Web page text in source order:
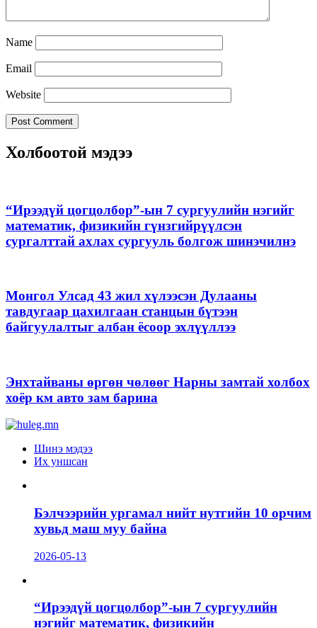
Name
Email
Website
Холбоотой мэдээ
“Ирээдүй цогцолбор”-ын 7 сургуулийн нэгийг
математик, физикийн гүнзгийрүүлсэн
сургалттай ахлах сургууль болгож шинэчилнэ
Монгол Улсад 43 жил хүлээсэн Дулааны
тавдугаар цахилгаан станцын бүтээн
байгуулалтыг албан ёсоор эхлүүллээ
Энхтайваны өргөн чөлөөг Нарны замтай холбох
хоёр км авто зам барина
Шинэ мэдээ
Их уншсан
Бэлчээрийн ургамал нийт нутгийн 10 орчим
хувьд маш муу байна
2026-05-13
“Ирээдүй цогцолбор”-ын 7 сургуулийн
нэгийг математик, физикийн